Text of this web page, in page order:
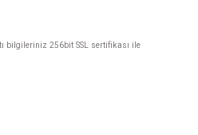
bilgileriniz 256bit SSL sertifikası ile